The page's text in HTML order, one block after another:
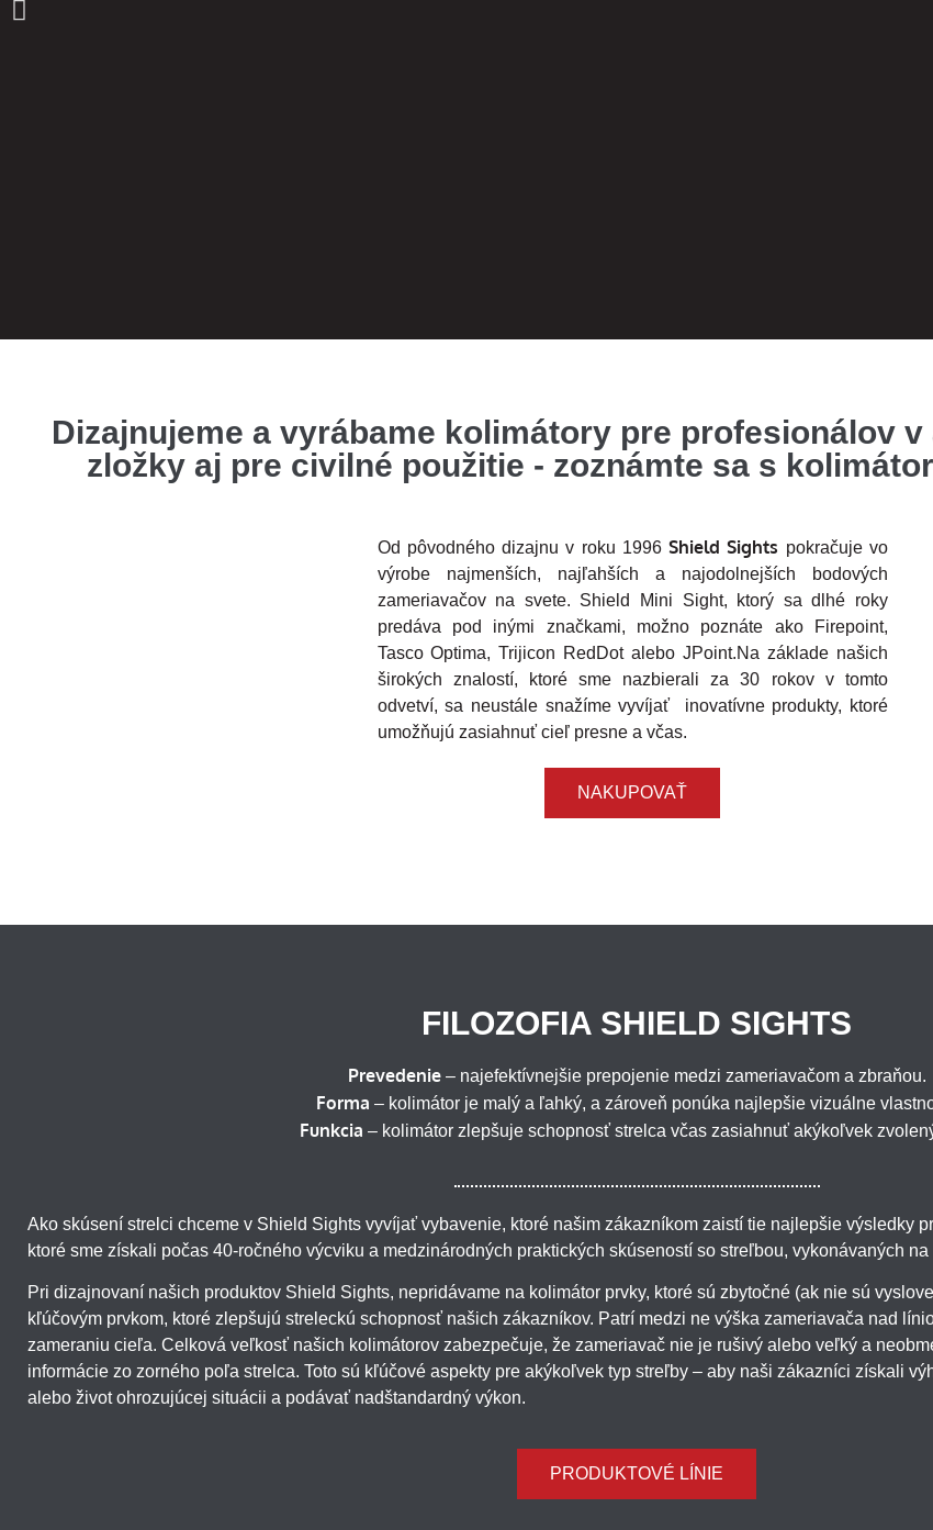
RMSx (Reflex Mini-Sight XL
Lens)
vysoké požiadavky závodného strelca
ZISTIŤ VIAC
Dizajnujeme a vyrábame kolimátory pre profesionálov v
zložky aj pre civilné použitie - zoznámte sa s
Od pôvodného dizajnu v roku 1996Shield Sights pokračuje vo
výrobe najmenších, najľahších a najodolnejších bodových
zameriavačov na svete. Shield Mini Sight, ktorý sa dlhé roky
predáva pod inými značkami, možno poznáte ako Firepoint,
Tasco Optima, Trijicon RedDot alebo JPoint.Na základe našich
širokých znalostí, ktoré sme nazbierali za 30 rokov v tomto
odvetví, sa neustále snažíme vyvíjať inovatívne produkty, ktoré
umožňujú zasiahnuť cieľ presne a včas.
NAKUPOVAŤ
FILOZOFIA SHIELD SIGHTS
Prevedenie– najefektívnejšie prepojenie medzi zameriavačom a zbraňou.
Forma – kolimátor je malý a ľahký, a zároveň ponúka najlepšie vizuálne
Funkcia – kolimátor zlepšuje schopnosť strelca včas zasiahnuť akýkoľvek
Ako skúsení strelci chceme v Shield Sights vyvíjať vybavenie, ktoré našim zákazníkom zaistí tie najlepšie výsledky
ktoré sme získali počas 40-ročného výcviku a medzinárodných praktických skúseností so streľbou, vykonávaných
Pri dizajnovaní našich produktov Shield Sights, nepridávame na kolimátor prvky, ktoré sú zbytočné (ak nie sú
kľúčovým prvkom, ktoré zlepšujú streleckú schopnosť našich zákazníkov. Patrí medzi ne výška zameriavača nad
zameraniu cieľa. Celková veľkosť našich kolimátorov zabezpečuje, že zameriavač nie je rušivý alebo veľký a
informácie zo zorného poľa strelca. Toto sú kľúčové aspekty pre akýkoľvek typ streľby – aby naši zákazníci získali
alebo život ohrozujúcej situácii a podávať nadštandardný výkon.
PRODUKTOVÉ LÍNIE